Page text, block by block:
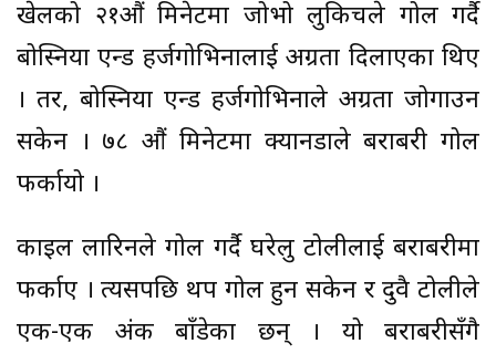
खेलको २१औं मिनेटमा जोभो लुकिचले गोल गर्दै
बोस्निया एन्ड हर्जगोभिनालाई अग्रता दिलाएका थिए
। तर, बोस्निया एन्ड हर्जगोभिनाले अग्रता जोगाउन
सकेन । ७८ औं मिनेटमा क्यानडाले बराबरी गोल
फर्कायो ।
काइल लारिनले गोल गर्दै घरेलु टोलीलाई बराबरीमा
फर्काए । त्यसपछि थप गोल हुन सकेन र दुवै टोलीले
एक-एक अंक बाँडेका छन् । यो बराबरीसँगै